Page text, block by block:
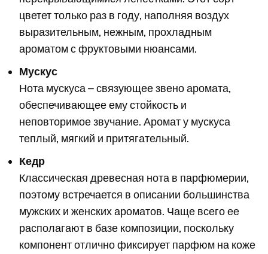
цветет только раз в году, наполняя воздух
выразительным, нежным, прохладным
ароматом с фруктовыми нюансами.
Мускус
Нота мускуса – связующее звено аромата,
обеспечивающее ему стойкость и
неповторимое звучание. Аромат у мускуса
теплый, мягкий и притягательный.
Кедр
Классическая древесная нота в парфюмерии,
поэтому встречается в описании большинства
мужских и женских ароматов. Чаще всего ее
располагают в базе композиции, поскольку
компонент отлично фиксирует парфюм на коже